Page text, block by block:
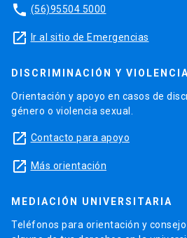
phone (56)95504 5000
launch Ir al sitio de Emergencias
DISCRIMINACIÓN Y
Orientación y apoyo en casos de
género o violencia sexual.
launch Contacto para apoyo
launch Más orientación
MEDIACIÓN UNIVERSITARIA
Teléfonos para orientación y